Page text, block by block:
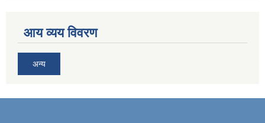
आय व्यय विवरण
अन्य